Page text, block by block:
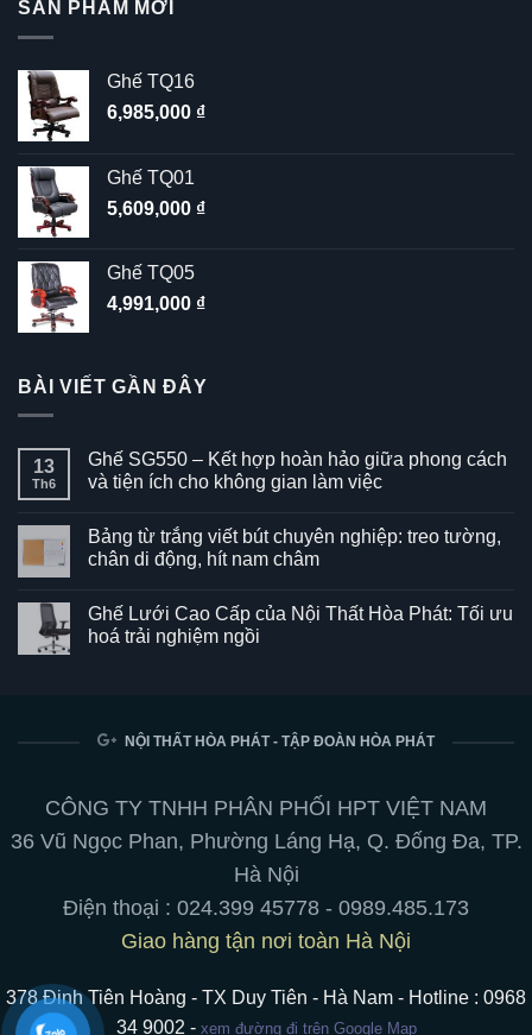
SẢN PHẨM MỚI
Ghế TQ16
6,985,000 ₫
Ghế TQ01
5,609,000 ₫
Ghế TQ05
4,991,000 ₫
BÀI VIẾT GẦN ĐÂY
13
Th6
Ghế SG550 – Kết hợp hoàn hảo giữa phong cách
và tiện ích cho không gian làm việc
bình
luận
ở
–
Kết
hợp
và
không
gian
việc
Bảng từ trắng viết bút chuyên nghiệp: treo tường,
chân di động, hít nam châm
bình
luận
ở
chuyên
chân
di
hít
Ghế Lưới Cao Cấp của Nội Thất Hòa Phát: Tối ưu
hoá trải nghiệm ngồi
Ghế
của
Nội
Hòa
hoá
trải
nghiệm
NỘI THẤT HÒA PHÁT - TẬP ĐOÀN HÒA PHÁT
CÔNG TY TNHH PHÂN PHỐI HPT VIỆT NAM
36 Vũ Ngọc Phan, Phường Láng Hạ, Q. Đống Đa, TP.
Hà Nội
Điện thoại : 024.399 45778 - 0989.485.173
Giao hàng tận nơi toàn Hà Nội
378 Đinh Tiên Hoàng - TX Duy Tiên - Hà Nam - Hotline : 0968
34 9002 - xem đường đi trên Google Map